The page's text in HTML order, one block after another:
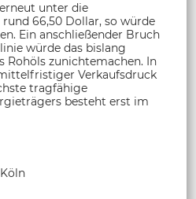
unter die
66,50 Dollar, so würde
Ein anschließender Bruch
würde das bislang
Rohöls zunichtemachen. In
Verkaufsdruck
tragfähige
besteht erst im